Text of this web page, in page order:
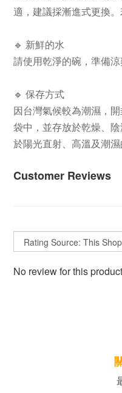
適，建議採漸進式更換。
🔹 新鮮的水
請使用乾淨的碗，準備涼
🔹 保存方式
因台灣氣候較為潮濕，
袋中，並存放於乾燥、
於陽光直射、高溫及潮濕
Customer Reviews
No review for this product